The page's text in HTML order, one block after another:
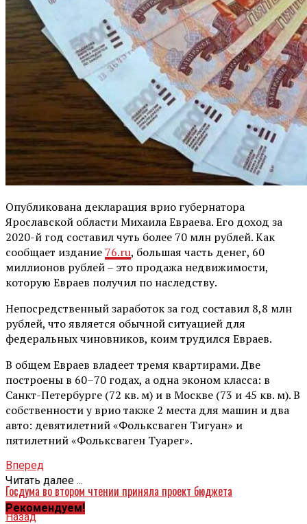
Опубликована декларация врио губернатора
Ярославской области Михаила Евраева. Его доход за
2020-й год составил чуть более 70 млн рублей. Как
сообщает издание 76.ru, большая часть денег, 60
миллионов рублей – это продажа недвижимости,
которую Евраев получил по наследству.
Непосредственный заработок за год составил 8,8 млн
рублей, что является обычной ситуацией для
федеральных чиновников, коим трудился Евраев.
В общем Евраев владеет тремя квартирами. Две
построены в 60–70 годах, а одна эконом класса: в
Санкт-Петербурге (72 кв. м) и в Москве (73 и 45 кв. м). В
собственности у врио также 2 места для машин и два
авто: девятилетний «Фольксваген Тигуан» и
пятилетний «Фольксваген Туарег».
Вперед
Госдума во втором чтении приняла проект бюджета
Назад
Читать далее ...
Рекомендуем!